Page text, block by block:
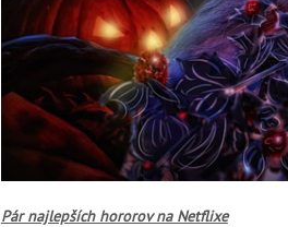
Pár najlepších hororov na Netflixe